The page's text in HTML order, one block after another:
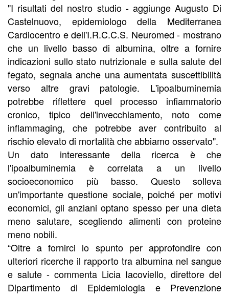
"I risultati del nostro studio - aggiunge Augusto Di
Castelnuovo, epidemiologo della Mediterranea
Cardiocentro e dell'I.R.C.C.S. Neuromed - mostrano
che un livello basso di albumina, oltre a fornire
indicazioni sullo stato nutrizionale e sulla salute del
fegato, segnala anche una aumentata suscettibilità
verso altre gravi patologie. L'ipoalbuminemia
potrebbe riflettere quel processo infiammatorio
cronico, tipico dell'invecchiamento, noto come
inflammaging, che potrebbe aver contribuito al
rischio elevato di mortalità che abbiamo osservato".
Un dato interessante della ricerca è che
l'ipoalbuminemia è correlata a un livello
socioeconomico più basso. Questo solleva
un'importante questione sociale, poiché per motivi
economici, gli anziani optano spesso per una dieta
meno salutare, scegliendo alimenti con proteine
meno nobili.
“Oltre a fornirci lo spunto per approfondire con
ulteriori ricerche il rapporto tra albumina nel sangue
e salute - commenta Licia Iacoviello, direttore del
Dipartimento di Epidemiologia e Prevenzione